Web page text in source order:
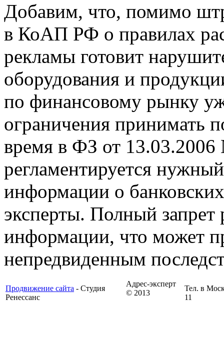
Добавим, что, помимо
в КоАП РФ о правилах
рекламы готовит
оборудования и
по финансовому рынку
ограничения принимать
время в ФЗ от
регламентируется
информации о
эксперты. Полный запрет
информации, что может
непредвиденным
Продвижение сайта - Студия
Ренессанс
Адрес-эксперт
© 2013
Тел. в
11